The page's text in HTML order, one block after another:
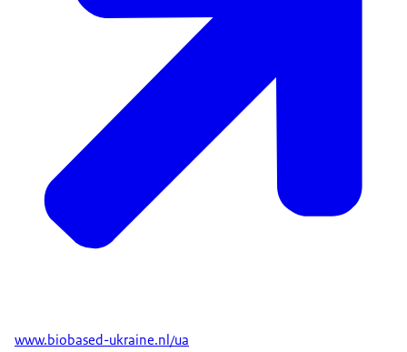
www.biobased-ukraine.nl/ua